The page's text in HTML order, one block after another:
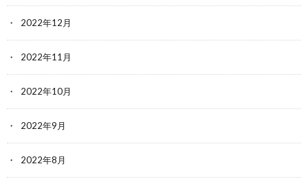
2022年12月
2022年11月
2022年10月
2022年9月
2022年8月